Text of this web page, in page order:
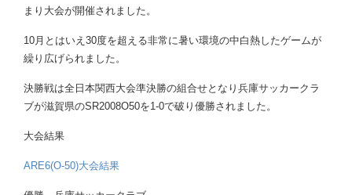
まり大会が開催されました。
10月とはいえ30度を超える非常に暑い環境の中白熱したゲームが
繰り広げられました。
決勝戦は全日本関西大会準決勝の組合せとなり兵庫サッカークラ
ブが滋賀県のSR2008O50を1-0で破り優勝されました。
大会結果
ARE6(O-50)大会結果